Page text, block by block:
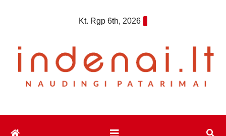
Kt. Rgp 6th, 2026